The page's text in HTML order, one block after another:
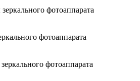
фотоаппарата
фотоаппарата
фотоаппарата